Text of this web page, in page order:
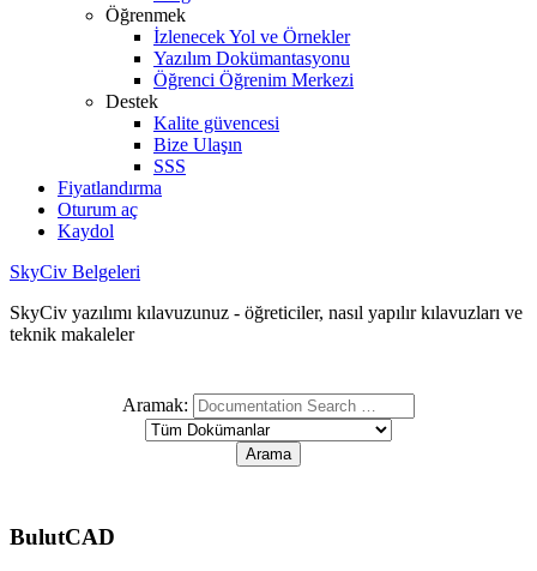
Öğrenmek
İzlenecek Yol ve Örnekler
Yazılım Dokümantasyonu
Öğrenci Öğrenim Merkezi
Destek
Kalite güvencesi
Bize Ulaşın
SSS
Fiyatlandırma
Oturum aç
Kaydol
SkyCiv Belgeleri
SkyCiv yazılımı kılavuzunuz - öğreticiler, nasıl yapılır kılavuzları ve
teknik makaleler
Aramak:
BulutCAD